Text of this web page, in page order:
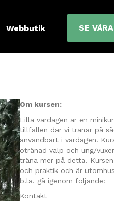
Webbutik SE
Om kursen:
Lilla vardagen är en
tillfällen där vi tränar på
användbart i vardagen.
otränad valp och ung/
träna mer på detta.
och praktik och är
b.la. gå igenom följande:
Kontakt